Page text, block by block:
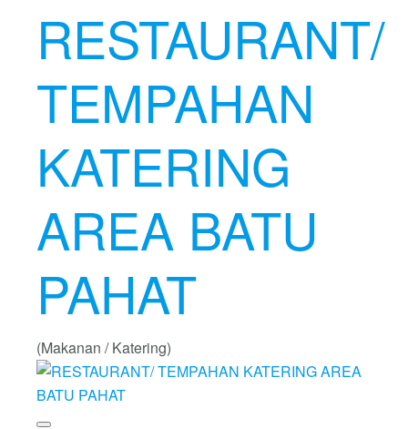
RESTAURANT/
TEMPAHAN
KATERING
AREA BATU
PAHAT
(Makanan / Katering)